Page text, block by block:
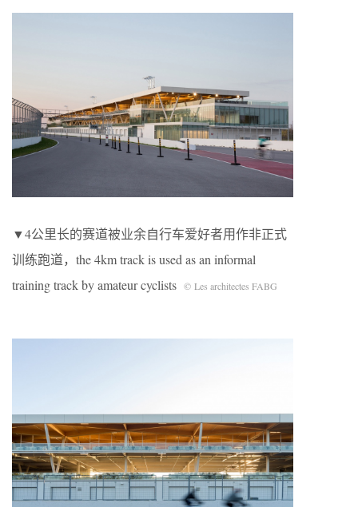
▼4公里长的赛道被业余自行车爱好者用作非正式
训练跑道，the 4km track is used as an informal
training track by amateur cyclists © Les architectes FABG